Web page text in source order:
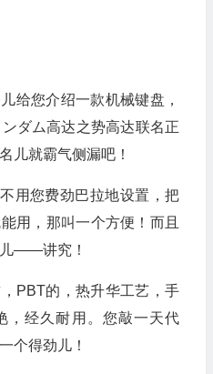
给您介绍一款机械键盘，
ダム高达之势高达联名正
儿就霸气侧漏吧！
用您费劲巴拉地设置，把
用，那叫一个方便！而且
——讲究！
PBT的，热升华工艺，手
，经久耐用。您敲一天代
个得劲儿！